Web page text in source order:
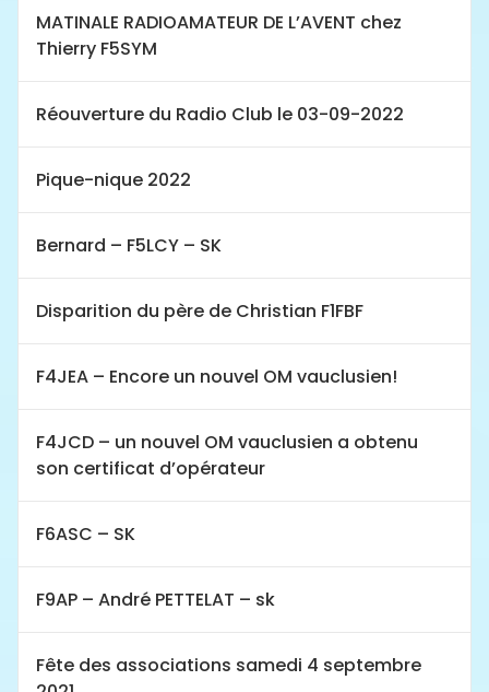
MATINALE RADIOAMATEUR DE L’AVENT chez
Thierry F5SYM
Réouverture du Radio Club le 03-09-2022
Pique-nique 2022
Bernard – F5LCY – SK
Disparition du père de Christian F1FBF
F4JEA – Encore un nouvel OM vauclusien!
F4JCD – un nouvel OM vauclusien a obtenu
son certificat d’opérateur
F6ASC – SK
F9AP – André PETTELAT – sk
Fête des associations samedi 4 septembre